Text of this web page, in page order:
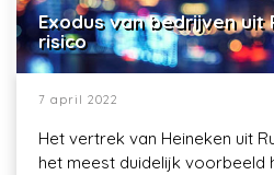
Exodus van bedrijven uit
risico
7 april 2022
Het vertrek van Heineken uit
het meest duidelijk voorbeeld